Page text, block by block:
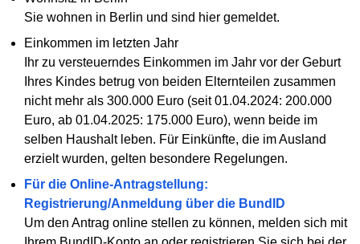
Sie wohnen in Berlin und sind hier gemeldet.
Einkommen im letzten Jahr
Ihr zu versteuerndes Einkommen im Jahr vor der Geburt
Ihres Kindes betrug von beiden Elternteilen zusammen
nicht mehr als 300.000 Euro (seit 01.04.2024: 200.000
Euro, ab 01.04.2025: 175.000 Euro), wenn beide im
selben Haushalt leben. Für Einkünfte, die im Ausland
erzielt wurden, gelten besondere Regelungen.
Für die Online-Antragstellung:
Registrierung/Anmeldung über die BundID
Um den Antrag online stellen zu können, melden sich mit